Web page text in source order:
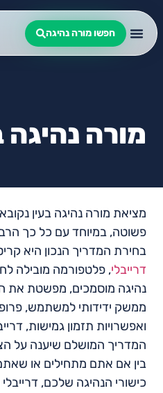
חפשו מורה נהיגה
מורה נהיגה
מציאת מורה נהיגה בעין
פשוטה, במיוחד עם כל כך
בחירת המדריך הנכון היא
דרייבלי, פלטפורמה מובילה
נהיגה מוסמכים, מפשטת את
ממשק ידידותי למשתמש,
ואפשרויות תזמון גמישות,
המדריך המושלם שיענה על
בין אם אתם מתחילים או
כישורי הנהיגה שלכם,